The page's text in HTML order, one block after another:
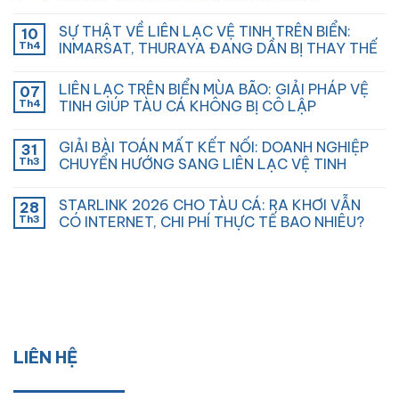
10
Th4
SỰ THẬT VỀ LIÊN LẠC VỆ TINH TRÊN BIỂN:
INMARSAT, THURAYA ĐANG DẦN BỊ THAY THẾ
07
Th4
LIÊN LẠC TRÊN BIỂN MÙA BÃO: GIẢI PHÁP VỆ
TINH GIÚP TÀU CÁ KHÔNG BỊ CÔ LẬP
31
Th3
GIẢI BÀI TOÁN MẤT KẾT NỐI: DOANH NGHIỆP
CHUYỂN HƯỚNG SANG LIÊN LẠC VỆ TINH
28
Th3
STARLINK 2026 CHO TÀU CÁ: RA KHƠI VẪN
CÓ INTERNET, CHI PHÍ THỰC TẾ BAO NHIÊU?
LIÊN HỆ